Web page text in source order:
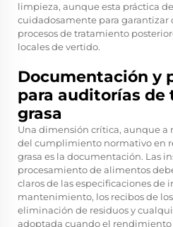
limpieza, aunque esta práctica
cuidadosamente para garantizar
procesos de tratamiento
locales de vertido.
Documentación y
para auditorías de
grasa
Una dimensión crítica, aunque a
del cumplimiento normativo en
grasa es la documentación. Las
procesamiento de alimentos
claros de las especificaciones de
mantenimiento, los recibos de
eliminación de residuos y
adoptada cuando el rendimiento